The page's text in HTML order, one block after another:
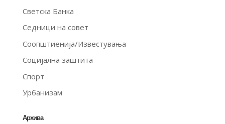
Светска Банка
Седници на совет
Соопштиенија/Известувања
Социјална заштита
Спорт
Урбанизам
Архива